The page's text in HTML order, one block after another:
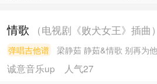
情歌 （电视剧《败犬女王》插曲）
弹唱吉他谱 梁静茹 静茹&情歌 别再为
诚意音乐up 人气27